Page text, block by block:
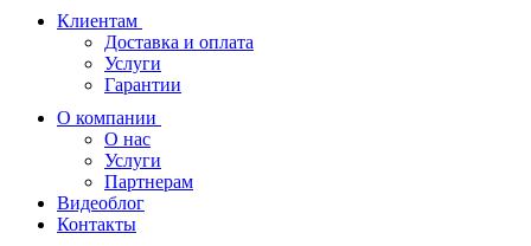
Клиентам
Доставка и оплата
Услуги
Гарантии
О компании
О нас
Услуги
Партнерам
Видеоблог
Контакты